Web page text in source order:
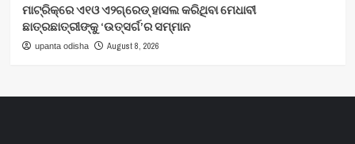
ମାଟ୍ରିକ୍‌ରେ ଏ୧ଓ ଏ୨ଗ୍ରେଡ୍‌ ହାସଲ କରିଥିବା ମେଧାବୀ
ଛାତ୍ରଛାତ୍ରୀଙ୍କୁ ‘ଉତ୍ସର୍ଗ’ର ସମ୍ମାନ
upanta odisha August 8, 2026